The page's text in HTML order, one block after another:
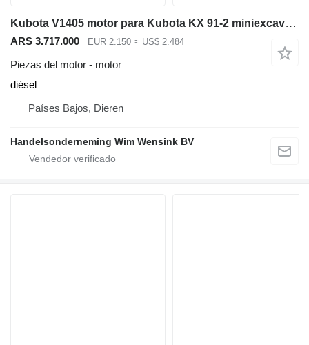
Kubota V1405 motor para Kubota KX 91-2 miniexcavadora
ARS 3.717.000 EUR 2.150 ≈ US$ 2.484
Piezas del motor - motor
diésel
Países Bajos, Dieren
Handelsonderneming Wim Wensink BV